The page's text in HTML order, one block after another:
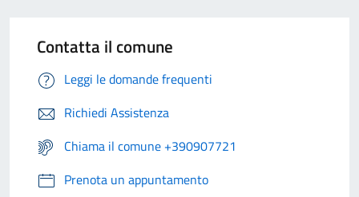
Contatta il comune
Leggi le domande frequenti
Richiedi Assistenza
Chiama il comune +390907721
Prenota un appuntamento